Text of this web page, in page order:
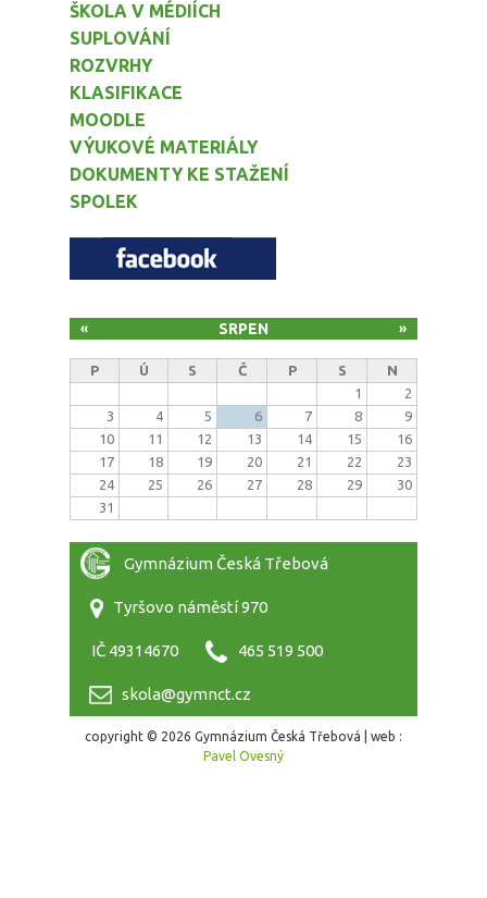
ŠKOLA V MÉDIÍCH
SUPLOVÁNÍ
ROZVRHY
KLASIFIKACE
MOODLE
VÝUKOVÉ MATERIÁLY
DOKUMENTY KE STAŽENÍ
SPOLEK
SRPEN
« »
P Ú S Č P S
N
1
2
3
4 5 6 7 8
9
10
11 12 13 14 15
16
17
18 19 20 21 22
23
24
25 26 27 28 29
30
31
Gymnázium Česká Třebová
Tyršovo náměstí 970
IČ 49314670 465 519 500
skola@gymnct.cz
copyright © 2026 Gymnázium Česká Třebová | web :
Pavel Ovesný